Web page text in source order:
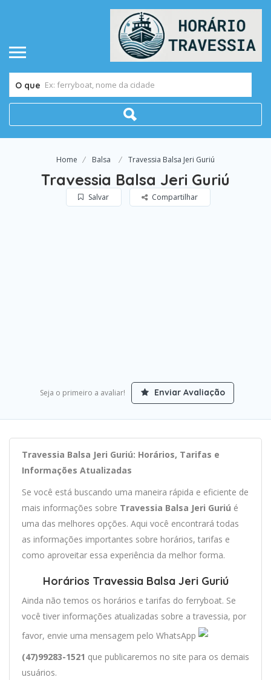
O que
Home Balsa Travessia Balsa Jeri Guriú
Travessia Balsa Jeri Guriú
Salvar Compartilhar
Seja o primeiro a avaliar! Enviar Avaliação
Travessia Balsa Jeri Guriú: Horários, Tarifas e
Informações Atualizadas
Se você está buscando uma maneira rápida e eficiente de
mais informações sobre Travessia Balsa Jeri Guriú é
uma das melhores opções. Aqui você encontrará todas
as informações importantes sobre horários, tarifas e
como aproveitar essa experiência da melhor forma.
Horários Travessia Balsa Jeri Guriú
Ainda não temos os horários e tarifas do ferryboat. Se
você tiver informações atualizadas sobre a travessia, por
favor, envie uma mensagem pelo WhatsApp
(47)99283-1521 que publicaremos no site para os demais
usuários.